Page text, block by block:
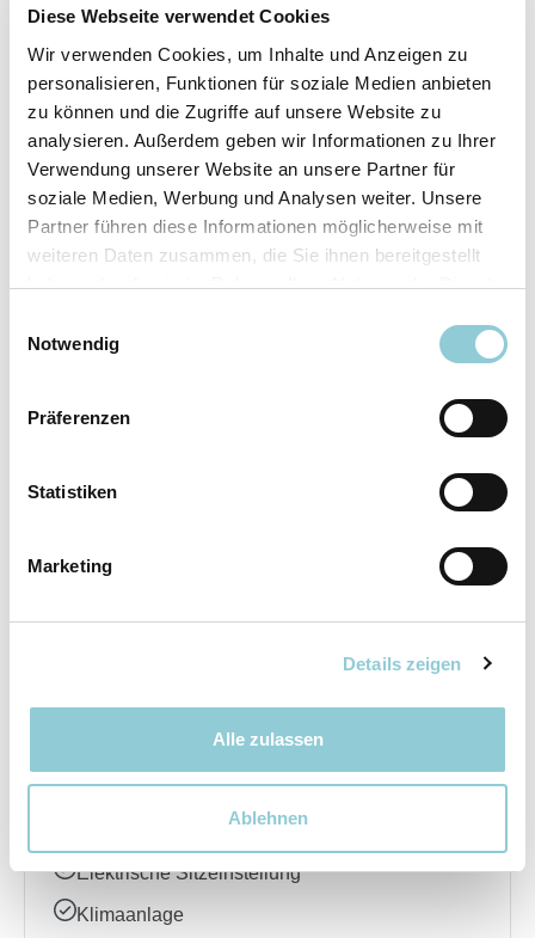
Diese Webseite verwendet Cookies
Wir verwenden Cookies, um Inhalte und Anzeigen zu
personalisieren, Funktionen für soziale Medien anbieten
zu können und die Zugriffe auf unsere Website zu
analysieren. Außerdem geben wir Informationen zu Ihrer
Verwendung unserer Website an unsere Partner für
soziale Medien, Werbung und Analysen weiter. Unsere
Partner führen diese Informationen möglicherweise mit
weiteren Daten zusammen, die Sie ihnen bereitgestellt
haben oder die sie im Rahmen Ihrer Nutzung der Dienste
Notwendig
Präferenzen
Statistiken
Marketing
Details zeigen
Alle zulassen
Ablehnen
Angebotsnummer
ABO49.628
Ausstattungslinie
AMG Line
Verfügbar ab
10/2026
Fahrzeugkategorie
SUV/​Geländewagen/​
Pickup
Fahrzeugkategorie
Sportwagen/​Coupé
Leistung
180 kW (245 PS)
Ausstattung
Elektrische Seitenspiegel
Interieur – Komfort
Ambientebeleuchtung
Elektrische Sitzeinstellung
Klimaanlage